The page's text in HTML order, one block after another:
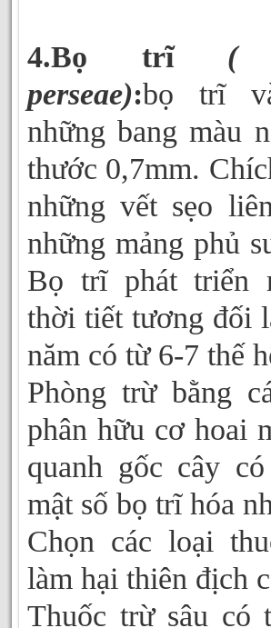
4.Bọ trĩ (
perseae):bọ trĩ
những bang màu
thước 0,7mm.
những vết sẹo
những mảng phủ
Bọ trĩ phát triển
thời tiết tương đối
năm có từ 6-7 thế
Phòng trừ bằng
phân hữu cơ hoai
quanh gốc cây
mật số bọ trĩ hóa
Chọn các loại
làm hại thiên địch
Thuốc trừ sâu có